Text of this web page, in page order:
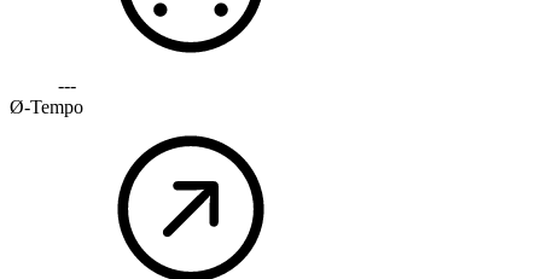
---
Ø-Tempo